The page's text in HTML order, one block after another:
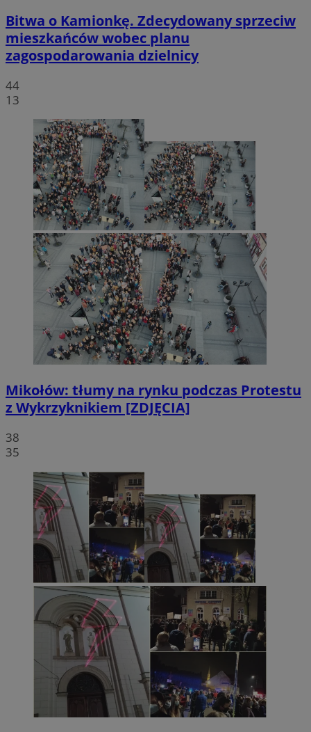
Bitwa o Kamionkę. Zdecydowany sprzeciw
mieszkańców wobec planu
zagospodarowania dzielnicy
44
13
Mikołów: tłumy na rynku podczas Protestu
z Wykrzyknikiem [ZDJĘCIA]
38
35